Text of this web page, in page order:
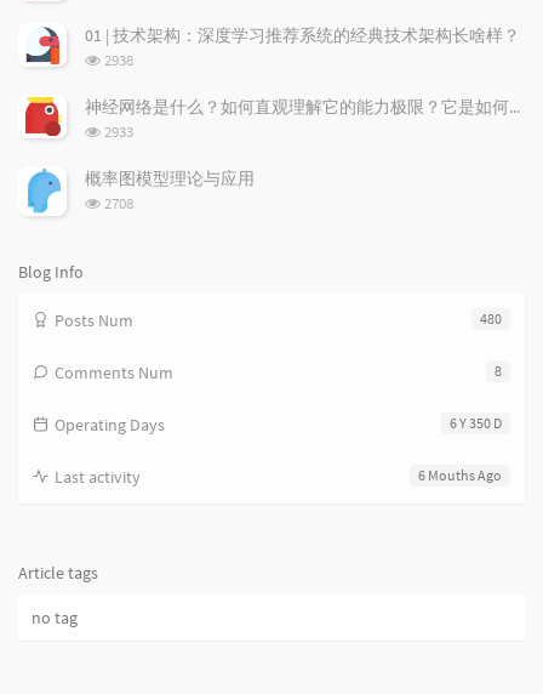
r
t
c
l
s
m
n
t
l
次
数:
01 | 技术架构：深度学习推荐系统的经典技术架构长啥样？
浏
次
数:
2938
神经网络是什么？如何直观理解它的能力极限？它是如何无限逼近真理？
浏
次
数:
2933
概率图模型理论与应用
浏
2708
Blog Info
480
Posts Num
8
Comments Num
6 Y 350 D
Operating Days
6 Mouths Ago
Last activity
Article tags
no tag